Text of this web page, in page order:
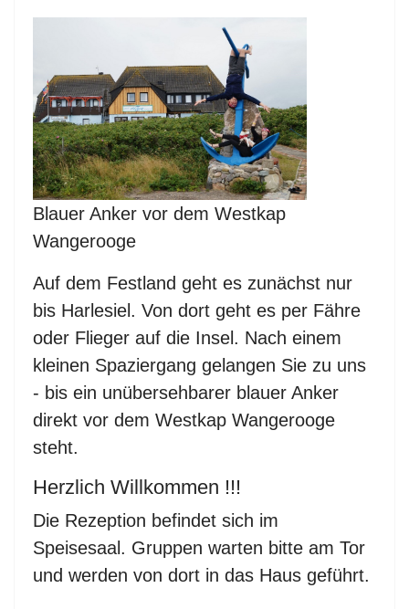
Blauer Anker vor dem Westkap
Wangerooge
Auf dem Festland geht es zunächst nur
bis Harlesiel. Von dort geht es per Fähre
oder Flieger auf die Insel. Nach einem
kleinen Spaziergang gelangen Sie zu uns
- bis ein unübersehbarer blauer Anker
direkt vor dem Westkap Wangerooge
steht.
Herzlich Willkommen !!!
Die Rezeption befindet sich im
Speisesaal. Gruppen warten bitte am Tor
und werden von dort in das Haus geführt.